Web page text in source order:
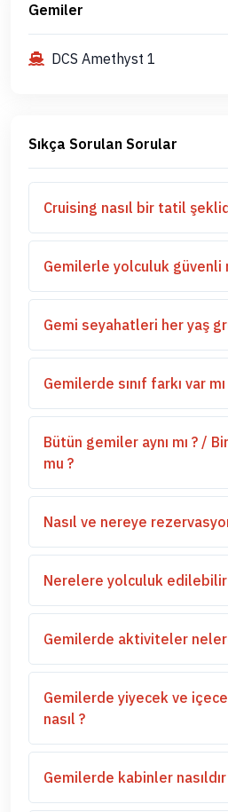
Gemiler
DCS Amethyst 1
Sıkça Sorulan Sorular
Cruising nasıl bir tatil
Gemilerle yolculuk güvenli
Gemi seyahatleri her yaş
Gemilerde sınıf farkı var mı
Bütün gemiler aynı mı ? /
mu ?
Nasıl ve nereye
Nerelere yolculuk edilebilir
Gemilerde aktiviteler
Gemilerde yiyecek ve
nasıl ?
Gemilerde kabinler nasıldır